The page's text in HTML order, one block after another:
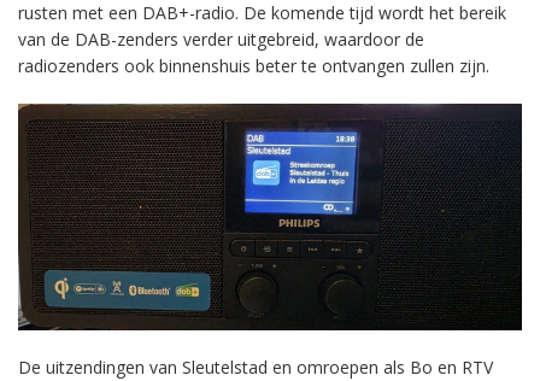
rusten met een DAB+-radio. De komende tijd wordt het bereik
van de DAB-zenders verder uitgebreid, waardoor de
radiozenders ook binnenshuis beter te ontvangen zullen zijn.
De uitzendingen van Sleutelstad en omroepen als Bo en RTV